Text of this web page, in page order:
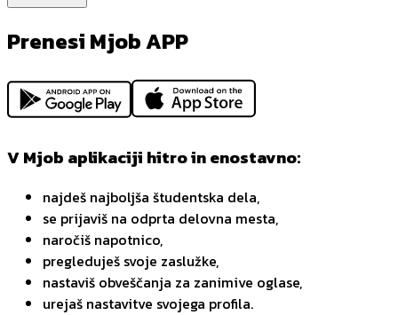
Prenesi Mjob APP
V Mjob aplikaciji hitro in enostavno:
najdeš najboljša študentska dela,
se prijaviš na odprta delovna mesta,
naročiš napotnico,
pregleduješ svoje zaslužke,
nastaviš obveščanja za zanimive oglase,
urejaš nastavitve svojega profila.